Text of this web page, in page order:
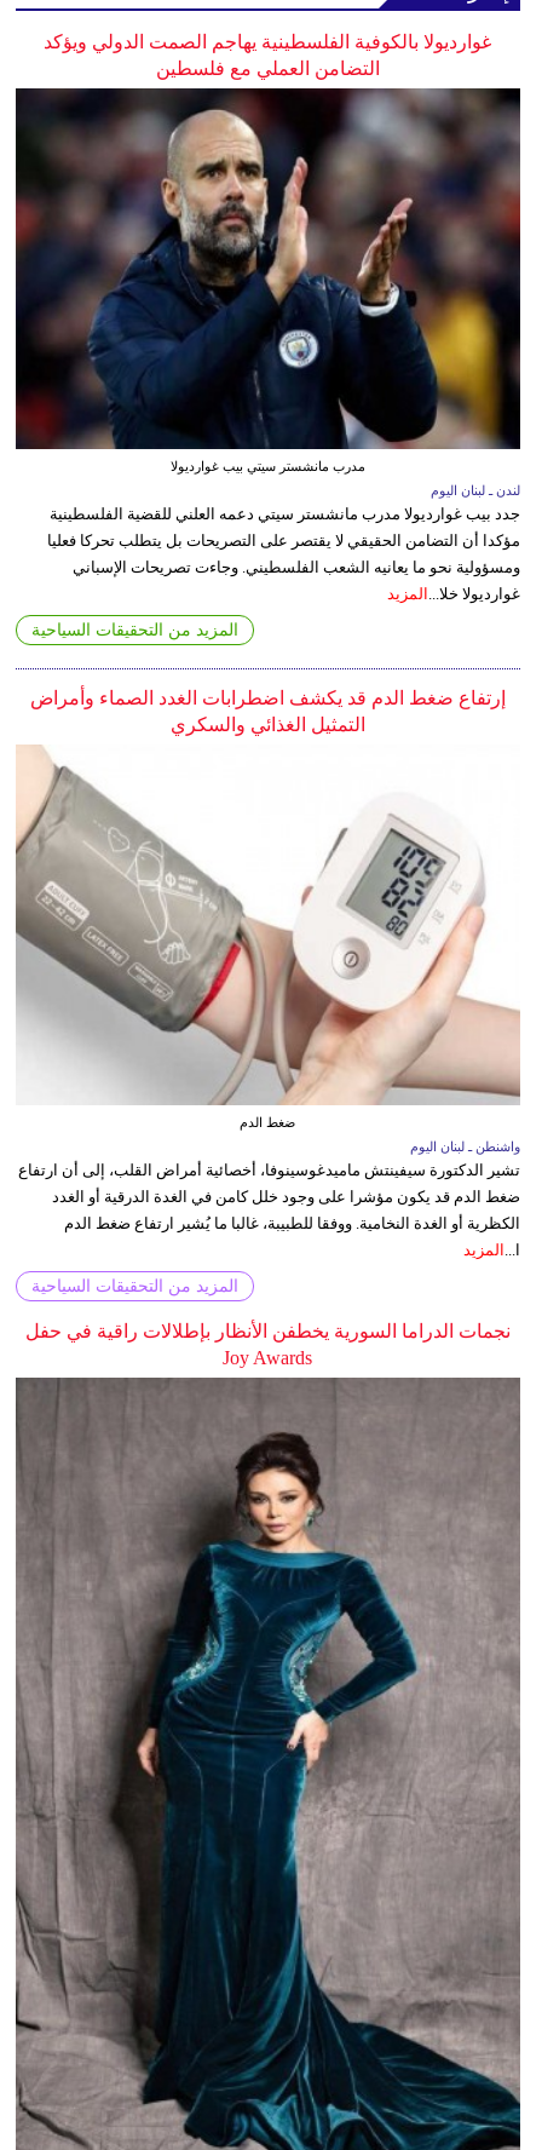
غوارديولا بالكوفية الفلسطينية يهاجم الصمت الدولي ويؤكد
التضامن العملي مع فلسطين
مدرب مانشستر سيتي بيب غوارديولا
لندن ـ لبنان اليوم
جدد بيب غوارديولا مدرب مانشستر سيتي دعمه العلني للقضية الفلسطينية
مؤكدا أن التضامن الحقيقي لا يقتصر على التصريحات بل يتطلب تحركا فعليا
ومسؤولية نحو ما يعانيه الشعب الفلسطيني. وجاءت تصريحات الإسباني
غوارديولا خلا... المزيد
المزيد من التحقيقات السياحية
إرتفاع ضغط الدم قد يكشف اضطرابات الغدد الصماء وأمراض
التمثيل الغذائي والسكري
ضغط الدم
واشنطن ـ لبنان اليوم
تشير الدكتورة سيفينتش ماميدغوسينوفا، أخصائية أمراض القلب، إلى أن ارتفاع
ضغط الدم قد يكون مؤشرا على وجود خلل كامن في الغدة الدرقية أو الغدد
الكظرية أو الغدة النخامية. ووفقا للطبيبة، غالبا ما يُشير ارتفاع ضغط الدم
ا...
المزيد
المزيد من التحقيقات السياحية
نجمات الدراما السورية يخطفن الأنظار بإطلالات راقية في حفل
Joy Awards